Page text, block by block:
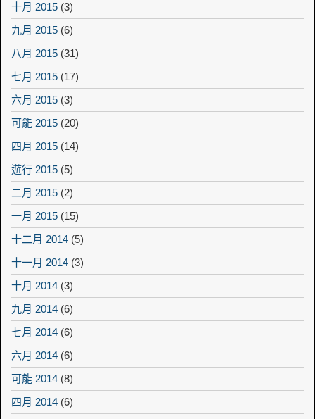
十月 2015 (3)
九月 2015 (6)
八月 2015 (31)
七月 2015 (17)
六月 2015 (3)
可能 2015 (20)
四月 2015 (14)
遊行 2015 (5)
二月 2015 (2)
一月 2015 (15)
十二月 2014 (5)
十一月 2014 (3)
十月 2014 (3)
九月 2014 (6)
七月 2014 (6)
六月 2014 (6)
可能 2014 (8)
四月 2014 (6)